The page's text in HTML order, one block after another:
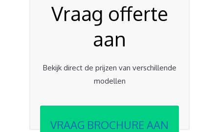
Vraag offerte
aan
Bekijk direct de prijzen van verschillende
modellen
VRAAG BROCHURE AAN